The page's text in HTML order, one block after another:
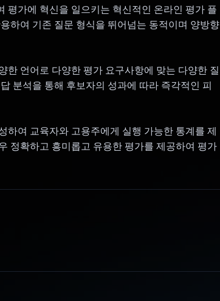
가에 혁신을 일으키는 혁신적인 온라인 평가 플
하여 기존 질문 형식을 뛰어넘는 동적이며 양방향
한 언어로 다양한 평가 요구사항에 맞는 다양한 질
분석을 통해 후보자의 성과에 따라 즉각적인 피
하여 교육자와 고용주에게 실행 가능한 통계를 제
정확하고 흥미롭고 유용한 평가를 제공하여 평가